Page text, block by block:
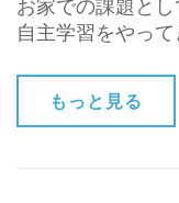
お家での課題と
自主学習をやっ
もっと見る